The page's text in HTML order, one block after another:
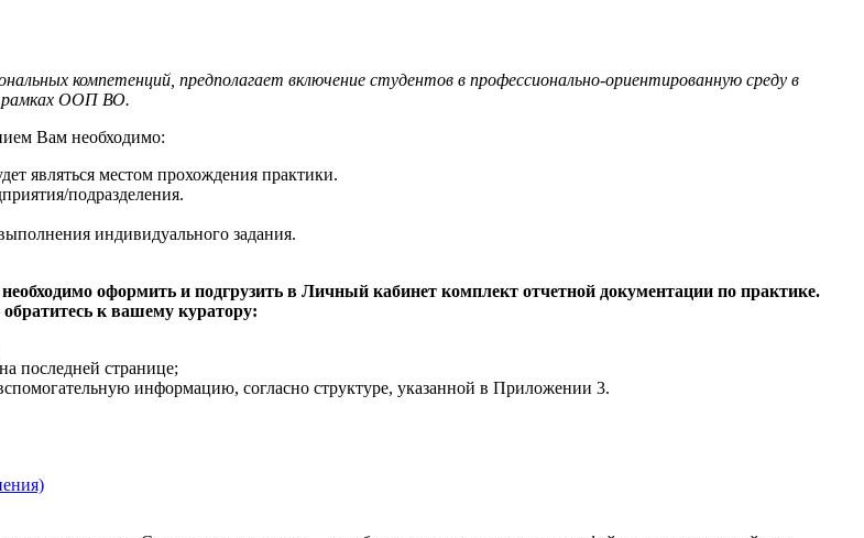
компетенций, предполагает включение студентов в профессионально-ориентированную среду в
рамках ООП ВО.
Вам необходимо:
являться местом прохождения практики.
подразделения.
индивидуального задания.
оформить и подгрузить в Личный кабинет комплект отчетной документации по практике.
к вашему куратору:
последней странице;
информацию, согласно структуре, указанной в Приложении 3.